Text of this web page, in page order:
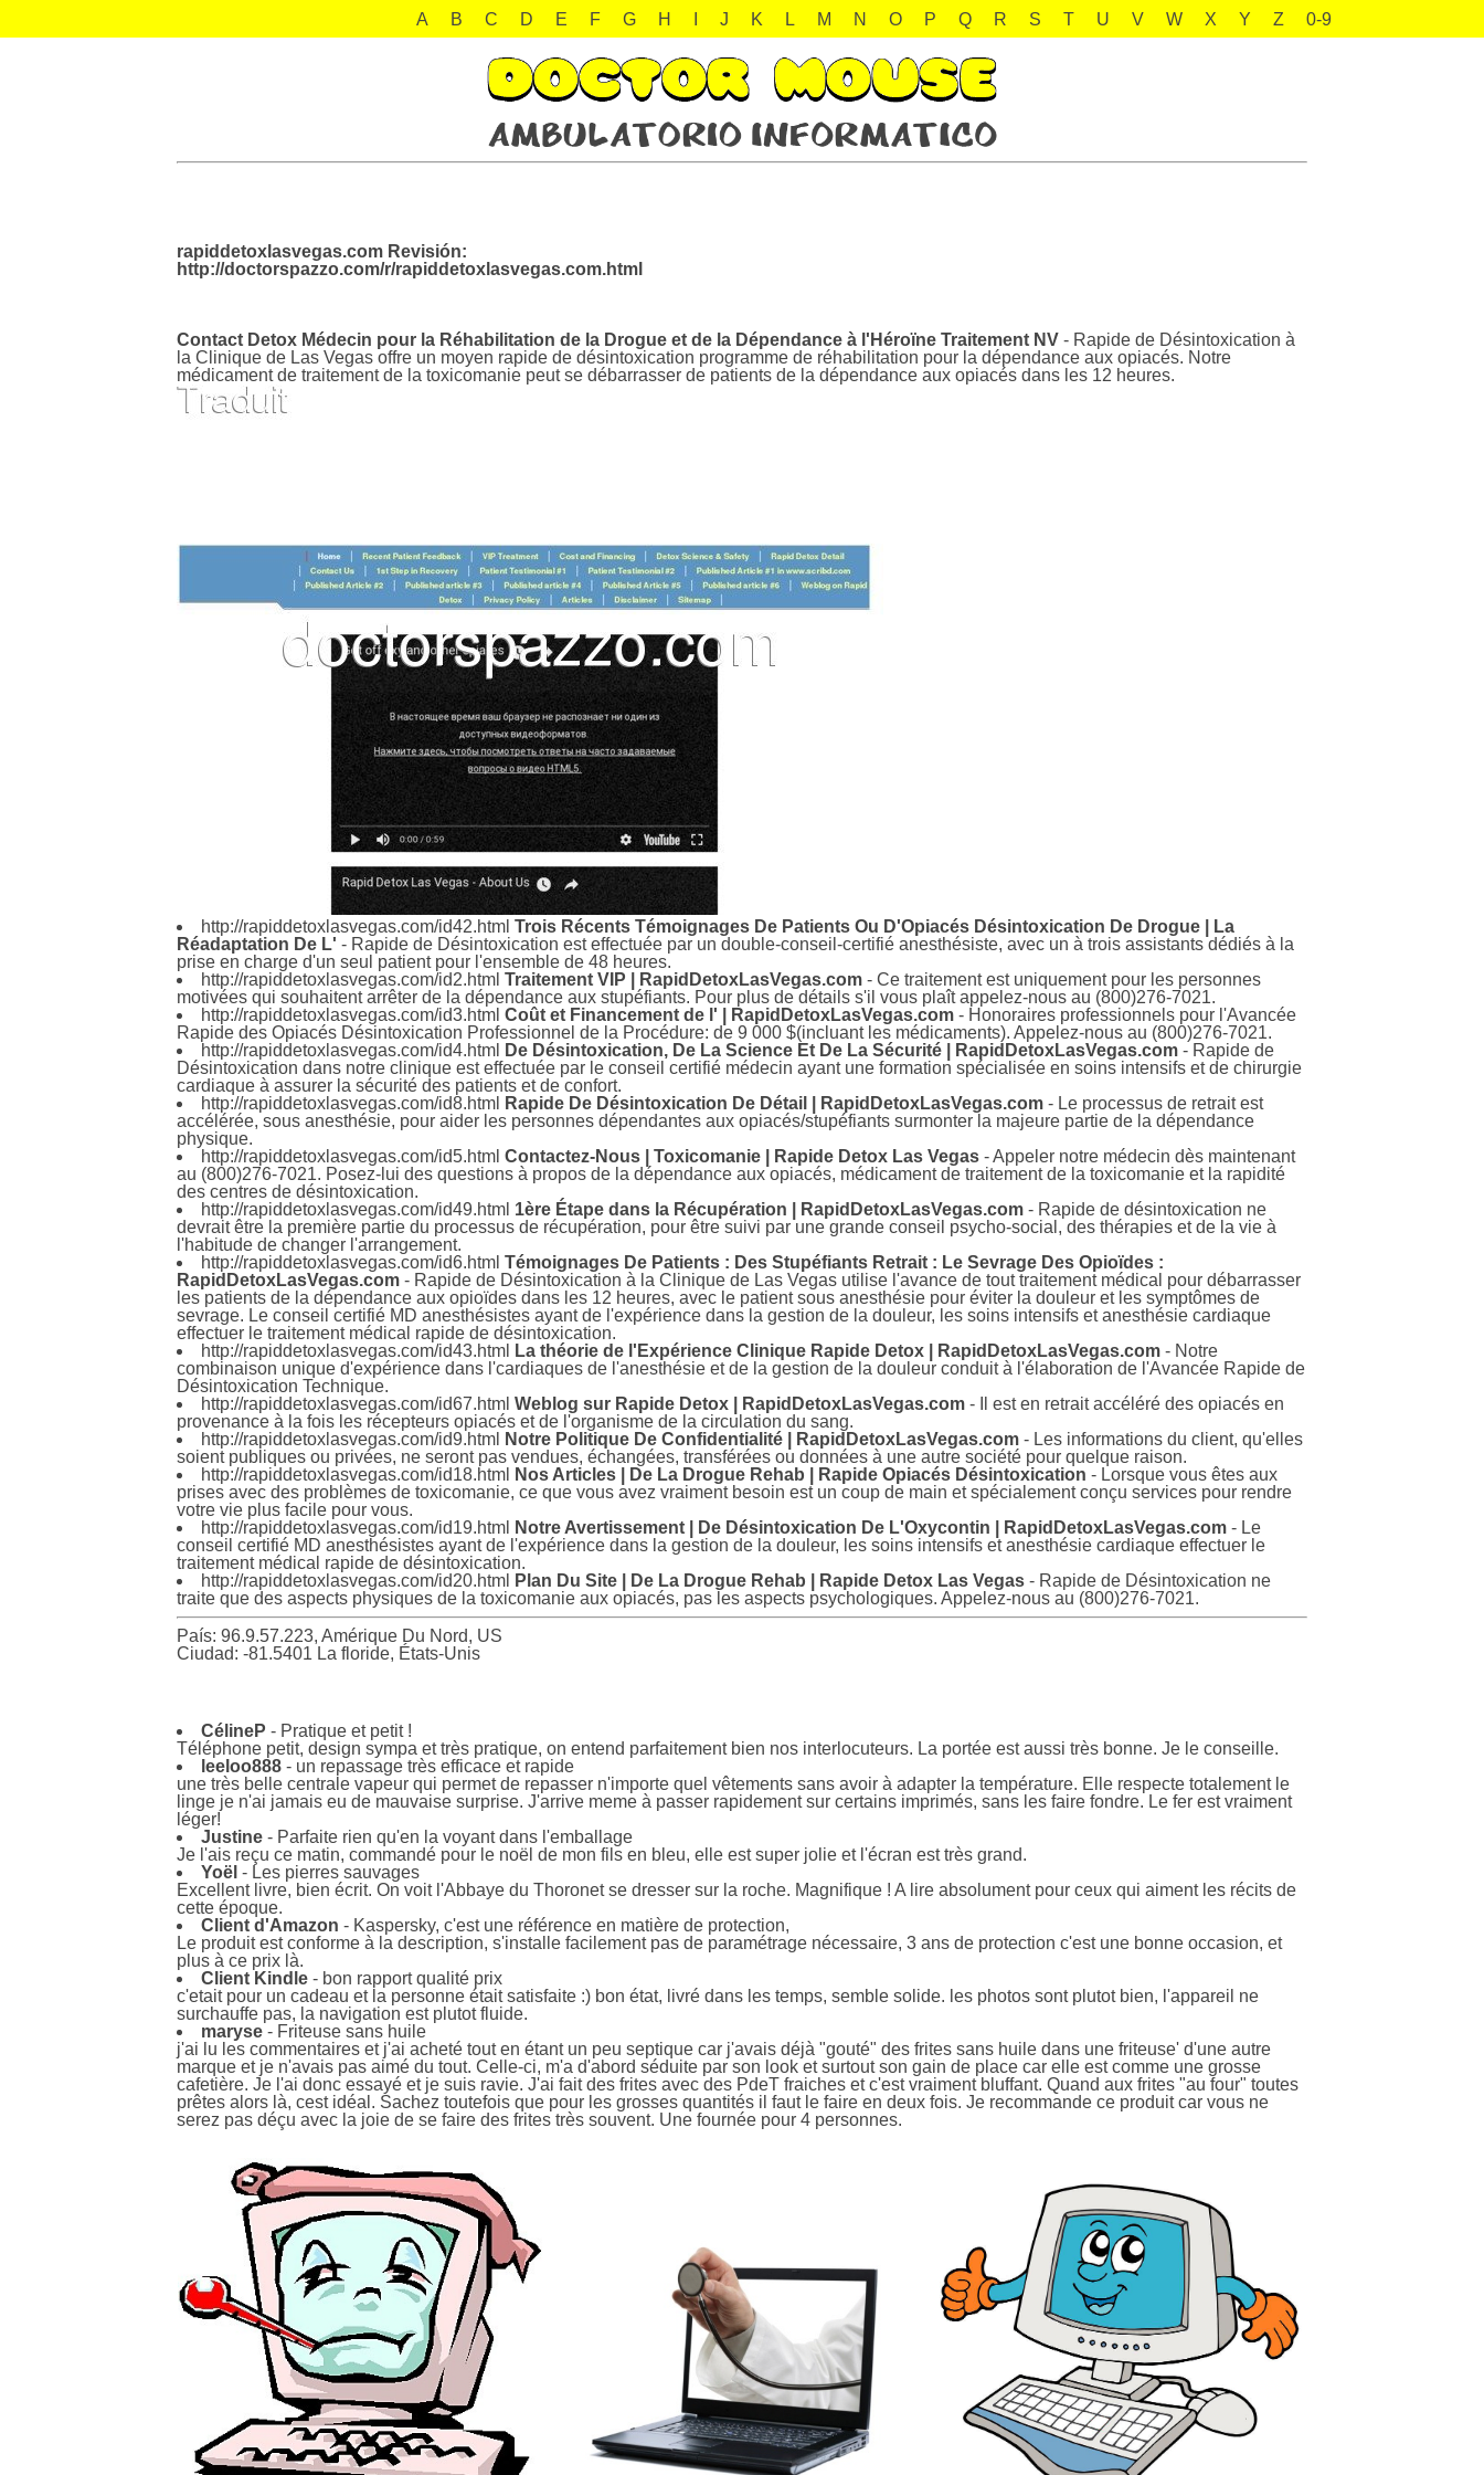
A B C D E F G H J K L M N O P Q R S T U V W X Y Z 0-9
rapiddetoxlasvegas.com Revisión:
http://doctorspazzo.com/r/rapiddetoxlasvegas.com.html
Contact Detox Médecin pour la Réhabilitation de la Drogue et de la Dépendance à l'Héroïne Traitement NV - Rapide de Désintoxication à
la Clinique de Las Vegas offre un moyen rapide de désintoxication programme de réhabilitation pour la dépendance aux opiacés. Notre
médicament de traitement de la toxicomanie peut se débarrasser de patients de la dépendance aux opiacés dans les 12 heures.
http://rapiddetoxlasvegas.com/id42.html Trois Récents Témoignages De Patients Ou D'Opiacés Désintoxication De Drogue | La
Réadaptation De L' - Rapide de Désintoxication est effectuée par un double-conseil-certifié anesthésiste, avec un à trois assistants dédiés à la
prise en charge d'un seul patient pour l'ensemble de 48 heures.
http://rapiddetoxlasvegas.com/id2.html Traitement VIP | RapidDetoxLasVegas.com - Ce traitement est uniquement pour les personnes
motivées qui souhaitent arrêter de la dépendance aux stupéfiants. Pour plus de détails s'il vous plaît appelez-nous au (800)276-7021.
http://rapiddetoxlasvegas.com/id3.html Coût et Financement de l' | RapidDetoxLasVegas.com - Honoraires professionnels pour l'Avancée
Rapide des Opiacés Désintoxication Professionnel de la Procédure: de 9 000 $(incluant les médicaments). Appelez-nous au (800)276-7021.
http://rapiddetoxlasvegas.com/id4.html
De Désintoxication, De La Science Et De La Sécurité | RapidDetoxLasVegas.com - Rapide de
Désintoxication dans notre clinique est effectuée par le conseil certifié médecin ayant une formation spécialisée en soins intensifs et de chirurgie
cardiaque à assurer la sécurité des patients et de confort.
http://rapiddetoxlasvegas.com/id8.html
Rapide De Désintoxication De Détail | RapidDetoxLasVegas.com - Le processus de retrait est
accélérée, sous anesthésie, pour aider les personnes dépendantes aux opiacés/stupéfiants surmonter la majeure partie de la dépendance
physique.
http://rapiddetoxlasvegas.com/id5.html Contactez-Nous | Toxicomanie | Rapide Detox Las Vegas - Appeler notre médecin dès maintenant
au (800)276-7021. Posez-lui des questions à propos de la dépendance aux opiacés, médicament de traitement de la toxicomanie et la rapidité
des centres de désintoxication.
http://rapiddetoxlasvegas.com/id49.html 1ère Étape dans la Récupération | RapidDetoxLasVegas.com - Rapide de désintoxication ne
devrait être la première partie du processus de récupération, pour être suivi par une grande conseil psycho-social, des thérapies et de la vie à
l'habitude de changer l'arrangement.
http://rapiddetoxlasvegas.com/id6.html Témoignages De Patients : Des Stupéfiants Retrait : Le Sevrage Des Opioïdes :
RapidDetoxLasVegas.com - Rapide de Désintoxication à la Clinique de Las Vegas utilise l'avance de tout traitement médical pour débarrasser
les patients de la dépendance aux opioïdes dans les 12 heures, avec le patient sous anesthésie pour éviter la douleur et les symptômes de
sevrage. Le conseil certifié MD anesthésistes ayant de l'expérience dans la gestion de la douleur, les soins intensifs et anesthésie cardiaque
effectuer le traitement médical rapide de désintoxication.
http://rapiddetoxlasvegas.com/id43.html
La théorie de l'Expérience Clinique Rapide Detox | RapidDetoxLasVegas.com - Notre
combinaison unique d'expérience dans l'cardiaques de l'anesthésie et de la gestion de la douleur conduit à l'élaboration de l'Avancée Rapide de
Désintoxication Technique.
http://rapiddetoxlasvegas.com/id67.html Weblog sur Rapide Detox | RapidDetoxLasVegas.com - Il est en retrait accéléré des opiacés en
provenance à la fois les récepteurs opiacés et de l'organisme de la circulation du sang.
http://rapiddetoxlasvegas.com/id9.html
Notre Politique De Confidentialité | RapidDetoxLasVegas.com - Les informations du client, qu'elles
soient publiques ou privées, ne seront pas vendues, échangées, transférées ou données à une autre société pour quelque raison.
http://rapiddetoxlasvegas.com/id18.html
Nos Articles | De La Drogue Rehab | Rapide Opiacés Désintoxication - Lorsque vous êtes aux
prises avec des problèmes de toxicomanie, ce que vous avez vraiment besoin est un coup de main et spécialement conçu services pour rendre
votre vie plus facile pour vous.
http://rapiddetoxlasvegas.com/id19.html
Notre Avertissement | De Désintoxication De L'Oxycontin | RapidDetoxLasVegas.com - Le
conseil certifié MD anesthésistes ayant de l'expérience dans la gestion de la douleur, les soins intensifs et anesthésie cardiaque effectuer le
traitement médical rapide de désintoxication.
http://rapiddetoxlasvegas.com/id20.html
Plan Du Site | De La Drogue Rehab | Rapide Detox Las Vegas - Rapide de Désintoxication ne
traite que des aspects physiques de la toxicomanie aux opiacés, pas les aspects psychologiques. Appelez-nous au (800)276-7021.
País: 96.9.57.223, Amérique Du Nord, US
Ciudad: -81.5401 La floride, États-Unis
CélineP - Pratique et petit !
Téléphone petit, design sympa et très pratique, on entend parfaitement bien nos interlocuteurs. La portée est aussi très bonne. Je le conseille.
leeloo888 - un repassage très efficace et rapide
une très belle centrale vapeur qui permet de repasser n'importe quel vêtements sans avoir à adapter la température. Elle respecte totalement le
linge je n'ai jamais eu de mauvaise surprise. J'arrive meme à passer rapidement sur certains imprimés, sans les faire fondre. Le fer est vraiment
léger!
Justine - Parfaite rien qu'en la voyant dans l'emballage
Je l'ais reçu ce matin, commandé pour le noël de mon fils en bleu, elle est super jolie et l'écran est très grand.
Yoël - Les pierres sauvages
Excellent livre, bien écrit. On voit l'Abbaye du Thoronet se dresser sur la roche. Magnifique ! A lire absolument pour ceux qui aiment les récits de
cette époque.
Client d'Amazon - Kaspersky, c'est une référence en matière de protection,
Le produit est conforme à la description, s'installe facilement pas de paramétrage nécessaire, 3 ans de protection c'est une bonne occasion, et
plus à ce prix là.
Client Kindle - bon rapport qualité prix
c'etait pour un cadeau et la personne était satisfaite :) bon état, livré dans les temps, semble solide. les photos sont plutot bien, l'appareil ne
surchauffe pas, la navigation est plutot fluide.
maryse - Friteuse sans huile
j'ai lu les commentaires et j'ai acheté tout en étant un peu septique car j'avais déjà "gouté" des frites sans huile dans une friteuse' d'une autre
marque et je n'avais pas aimé du tout. Celle-ci, m'a d'abord séduite par son look et surtout son gain de place car elle est comme une grosse
cafetière. Je l'ai donc essayé et je suis ravie. J'ai fait des frites avec des PdeT fraiches et c'est vraiment bluffant. Quand aux frites "au four" toutes
prêtes alors là, cest idéal. Sachez toutefois que pour les grosses quantités il faut le faire en deux fois. Je recommande ce produit car vous ne
serez pas déçu avec la joie de se faire des frites très souvent. Une fournée pour 4 personnes.